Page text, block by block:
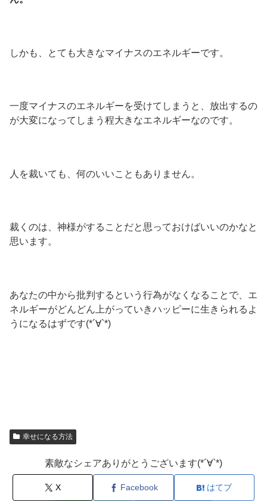
しかも、とても大きなマイナスのエネルギーです。
一度マイナスのエネルギーを受けてしまうと、放出するの
が大変になってしまう程大きなエネルギーなのです。
人を裁いても、何のいいこともありません。
裁くのは、神様がすることだと思っておけばいいのかなと
思います。
あなたの中から批判するという行為がなくなることで、エ
ネルギーがどんどん上がっていきハッピーに生きられるよ
うになるはずです(*´∀`*)
幸せになる方法
素敵なシェアありがとうございます(*´∀`*)
X Facebook はてブ